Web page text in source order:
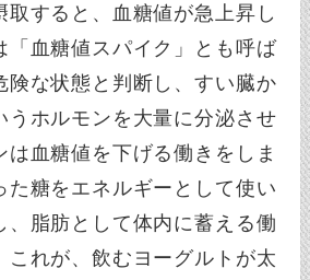
取すると、血糖値が急上昇し
「血糖値スパイク」とも呼ば
険な状態と判断し、すい臓か
うホルモンを大量に分泌させ
は血糖値を下げる働きをしま
た糖をエネルギーとして使い
、脂肪として体内に蓄える働
これが、飲むヨーグルトが太